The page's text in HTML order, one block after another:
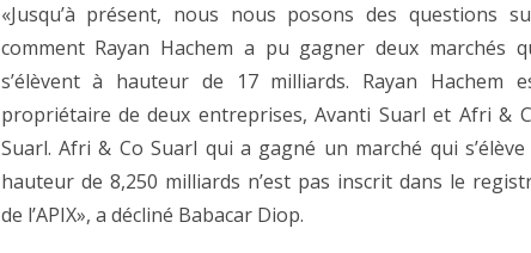
«Jusqu’à présent, nous nous posons des questions
comment Rayan Hachem a pu gagner deux marchés
s’élèvent à hauteur de 17 milliards. Rayan Hachem
propriétaire de deux entreprises, Avanti Suarl et Afri &
Suarl. Afri & Co Suarl qui a gagné un marché qui s’élève
hauteur de 8,250 milliards n’est pas inscrit dans le
de l’APIX», a décliné Babacar Diop.